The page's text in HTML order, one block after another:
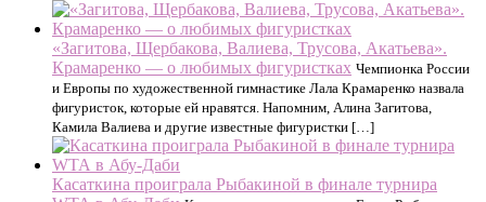
«Загитова, Щербакова, Валиева, Трусова, Акатьева».
Крамаренко — о любимых фигуристках Чемпионка России
и Европы по художественной гимнастике Лала Крамаренко назвала
фигуристок, которые ей нравятся. Напомним, Алина Загитова,
Камила Валиева и другие известные фигуристки […]
Касаткина проиграла Рыбакиной в финале турнира